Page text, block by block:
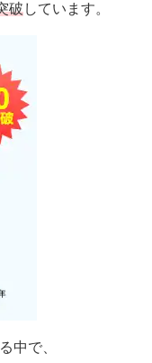
破しています。
中で、